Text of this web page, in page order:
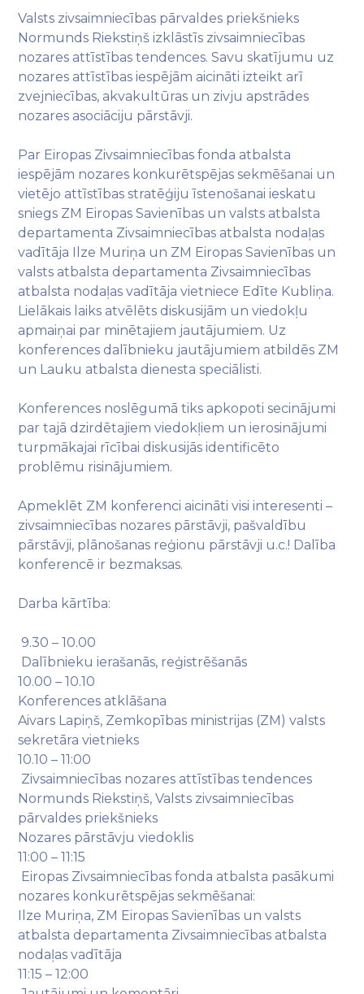
Valsts zivsaimniecības pārvaldes priekšnieks
Normunds Riekstiņš izklāstīs zivsaimniecības
nozares attīstības tendences. Savu skatījumu uz
nozares attīstības iespējām aicināti izteikt arī
zvejniecības, akvakultūras un zivju apstrādes
nozares asociāciju pārstāvji.
Par Eiropas Zivsaimniecības fonda atbalsta
iespējām nozares konkurētspējas sekmēšanai un
vietējo attīstības stratēģiju īstenošanai ieskatu
sniegs ZM Eiropas Savienības un valsts atbalsta
departamenta Zivsaimniecības atbalsta nodaļas
vadītāja Ilze Muriņa un ZM Eiropas Savienības un
valsts atbalsta departamenta Zivsaimniecības
atbalsta nodaļas vadītāja vietniece Edīte Kubliņa.
Lielākais laiks atvēlēts diskusijām un viedokļu
apmaiņai par minētajiem jautājumiem. Uz
konferences dalībnieku jautājumiem atbildēs ZM
un Lauku atbalsta dienesta speciālisti.
Konferences noslēgumā tiks apkopoti secinājumi
par tajā dzirdētajiem viedokļiem un ierosinājumi
turpmākajai rīcībai diskusijās identificēto
problēmu risinājumiem.
Apmeklēt ZM konferenci aicināti visi interesenti –
zivsaimniecības nozares pārstāvji, pašvaldību
pārstāvji, plānošanas reģionu pārstāvji u.c.! Dalība
konferencē ir bezmaksas.
Darba kārtība:
9.30 – 10.00
Dalībnieku ierašanās, reģistrēšanās
10.00 – 10.10
Konferences atklāšana
Aivars Lapiņš, Zemkopības ministrijas (ZM) valsts
sekretāra vietnieks
10.10 – 11:00
Zivsaimniecības nozares attīstības tendences
Normunds Riekstiņš, Valsts zivsaimniecības
pārvaldes priekšnieks
Nozares pārstāvju viedoklis
11:00 – 11:15
Eiropas Zivsaimniecības fonda atbalsta pasākumi
nozares konkurētspējas sekmēšanai:
Ilze Muriņa, ZM Eiropas Savienības un valsts
atbalsta departamenta Zivsaimniecības atbalsta
nodaļas vadītāja
11:15 – 12:00